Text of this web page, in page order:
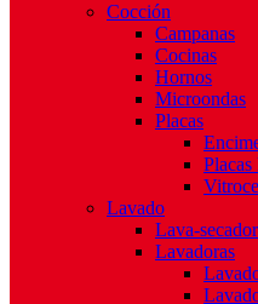
Cocción
Campanas
Cocinas
Hornos
Microondas
Placas
Lavado
Lava-
Lavadoras